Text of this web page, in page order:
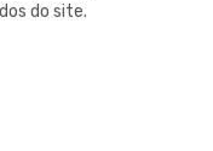
do site.